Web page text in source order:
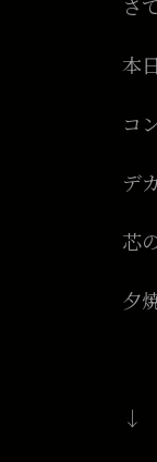
本
コ
デ
芯
夕